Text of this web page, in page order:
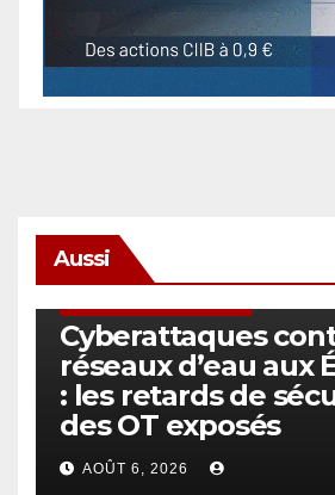
Aussi
Cyberattaques
réseaux d’eau aux
: les retards de
des OT exposés
AOÛT 6, 2026